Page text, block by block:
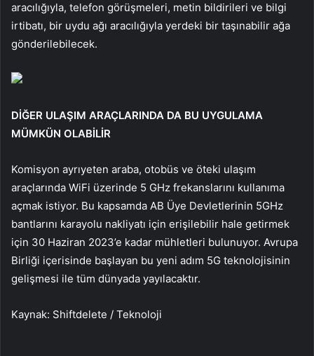
aracılığıyla, telefon görüşmeleri, metin bildirileri ve bilgi
irtibatı, bir uydu ağı aracılığıyla yerdeki bir taşınabilir ağa
gönderilebilecek.
DİĞER ULAŞIM ARAÇLARINDA DA BU UYGULAMA
MÜMKÜN OLABİLİR
Komisyon ayrıyeten araba, otobüs ve öteki ulaşım
araçlarında WiFi üzerinde 5 GHz frekanslarını kullanıma
açmak istiyor. Bu kapsamda AB Üye Devletlerinin 5GHz
bantlarını karayolu nakliyatı için erişilebilir hale getirmek
için 30 Haziran 2023’e kadar mühletleri bulunuyor. Avrupa
Birliği içerisinde başlayan bu yeni adım 5G teknolojisinin
gelişmesi ile tüm dünyada yayılacaktır.
Kaynak: Shiftdelete / Teknoloji